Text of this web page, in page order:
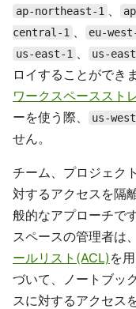
ap-northeast-1 、
central-1 、 eu-
us-east-1 、 us-
ロイすることができ
ワークスペーススト
ーを使う際、
us-
せん。
チーム、プロジェク
対するアクセスを隔
般的なアプローチで
スペースの管理者は
ールリスト(ACL) を
づいて、ノートブッ
スに対するアクセス